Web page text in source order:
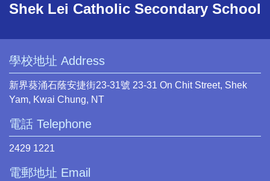
Shek Lei Catholic Secondary School
學校地址 Address
新界葵涌石蔭安捷街23-31號 23-31 On Chit Street, Shek
Yam, Kwai Chung, NT
電話 Telephone
2429 1221
電郵地址 Email